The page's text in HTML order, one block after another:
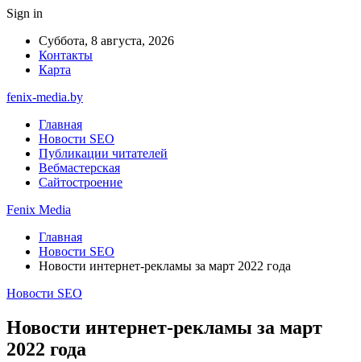
Sign in
Суббота, 8 августа, 2026
Контакты
Карта
fenix-media.by
Главная
Новости SEO
Публикации читателей
Вебмастерская
Сайтостроение
Fenix Media
Главная
Новости SEO
Новости интернет-рекламы за март 2022 года
Новости SEO
Новости интернет-рекламы за март
2022 года